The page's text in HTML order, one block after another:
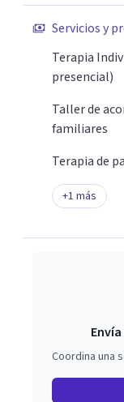
Servicios y
Terapia
presencial)
Taller de
familiares
Terapia de
+1 más
Coordina una